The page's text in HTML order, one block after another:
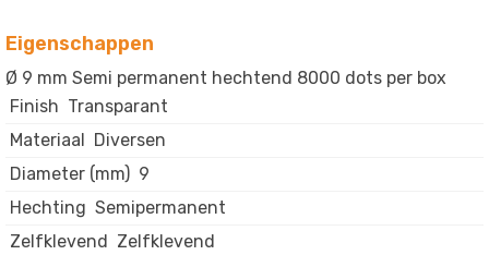
Eigenschappen
Ø 9 mm Semi permanent hechtend 8000 dots per box
Finish Transparant
Materiaal Diversen
Diameter (mm) 9
Hechting Semipermanent
Zelfklevend Zelfklevend